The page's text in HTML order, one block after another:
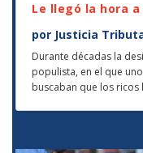
Le llegó la hora
por Justicia
Durante décadas la
populista, en el que
buscaban que los ricos